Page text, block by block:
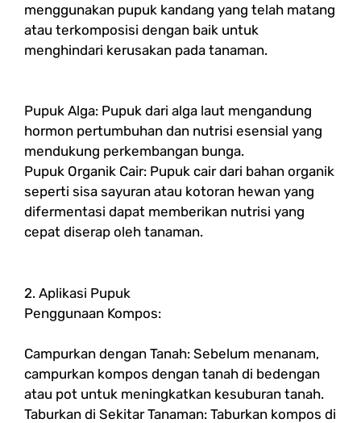
menggunakan pupuk kandang yang telah matang
atau terkomposisi dengan baik untuk
menghindari kerusakan pada tanaman.
Pupuk Alga: Pupuk dari alga laut mengandung
hormon pertumbuhan dan nutrisi esensial yang
mendukung perkembangan bunga.
Pupuk Organik Cair: Pupuk cair dari bahan organik
seperti sisa sayuran atau kotoran hewan yang
difermentasi dapat memberikan nutrisi yang
cepat diserap oleh tanaman.
2. Aplikasi Pupuk
Penggunaan Kompos:
Campurkan dengan Tanah: Sebelum menanam,
campurkan kompos dengan tanah di bedengan
atau pot untuk meningkatkan kesuburan tanah.
Taburkan di Sekitar Tanaman: Taburkan kompos di